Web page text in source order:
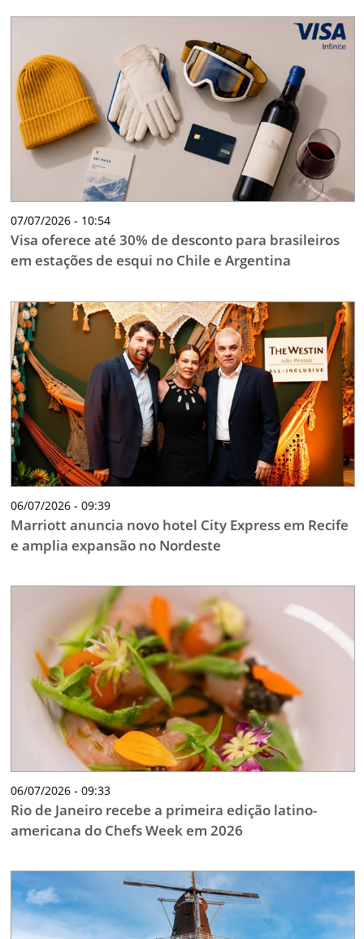
07/07/2026 - 10:54
Visa oferece até 30% de desconto para brasileiros
em estações de esqui no Chile e Argentina
06/07/2026 - 09:39
Marriott anuncia novo hotel City Express em Recife
e amplia expansão no Nordeste
06/07/2026 - 09:33
Rio de Janeiro recebe a primeira edição latino-
americana do Chefs Week em 2026